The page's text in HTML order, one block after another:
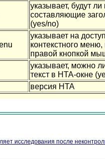
указывает, будут
составляющие
(yes/no)
указывает на
контекстного
правой кнопкой
указывает, можно
текст в HTA-окне
версия HTA
исследования после